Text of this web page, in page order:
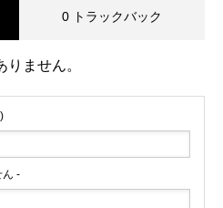
0 トラックバック
ません。
ん -